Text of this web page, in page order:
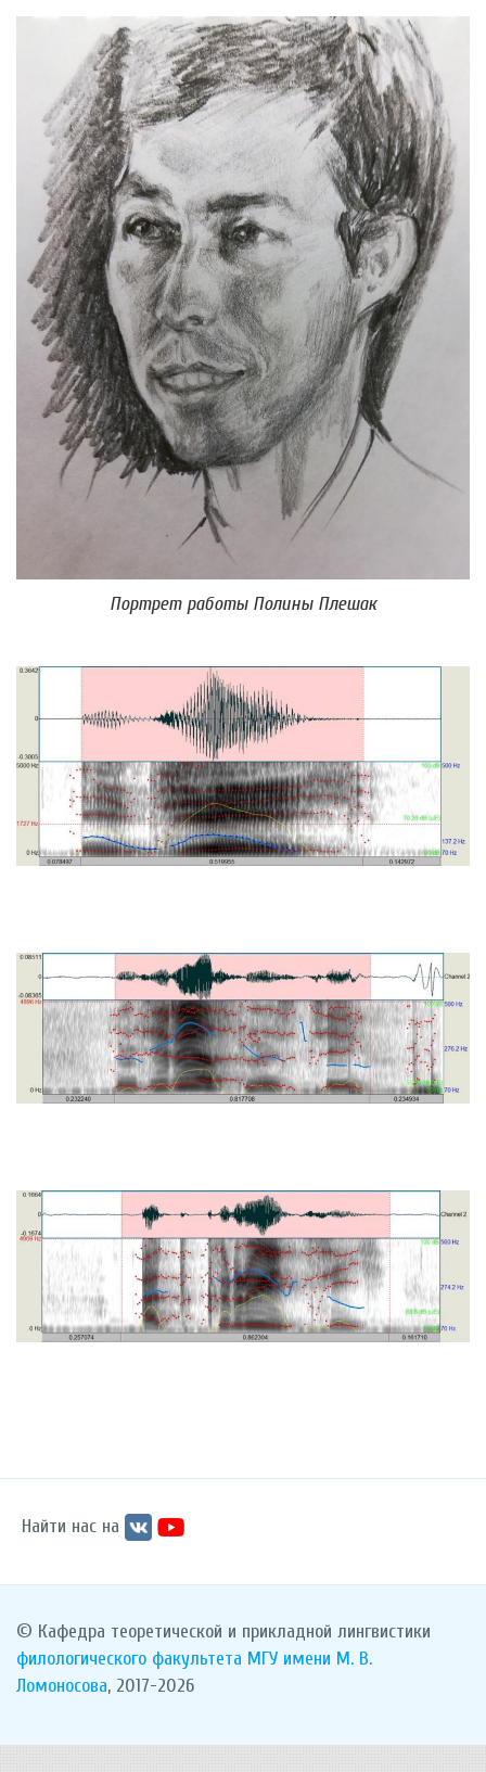
Портрет работы Полины Плешак
Найти нас на
© Кафедра теоретической и прикладной лингвистики
филологического факультета МГУ имени М. В.
Ломоносова, 2017-2026